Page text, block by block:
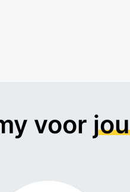
voor jou